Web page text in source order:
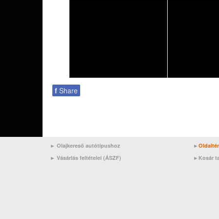
f Share
► Olajkereső autótípushoz
► Vásárlás feltételei (ÁSZF)
►
► Kosár